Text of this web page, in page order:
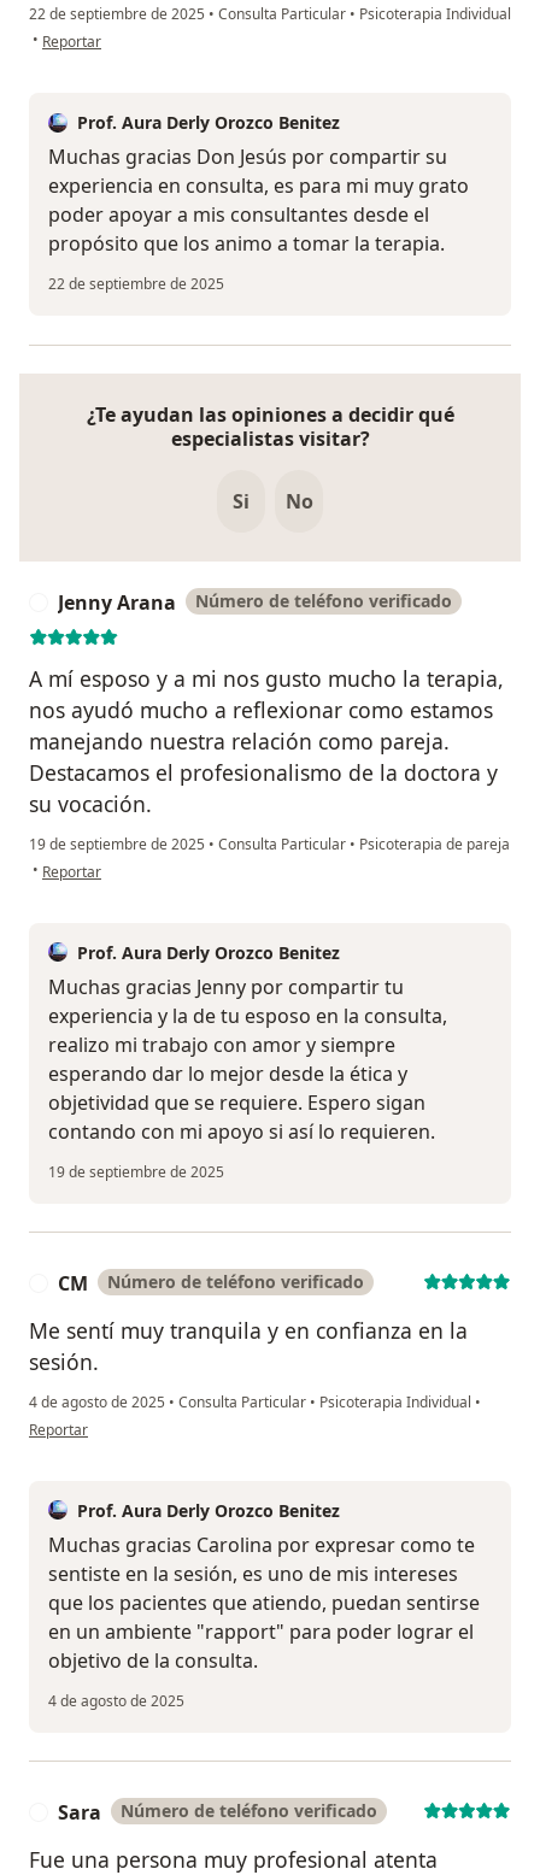
22 de septiembre de 2025 • Consulta Particular • Psicoterapia Individual
• en opinión del usuario Jesús f
Reportar
Prof. Aura Derly Orozco Benitez
Muchas gracias Don Jesús por compartir su
experiencia en consulta, es para mi muy grato
poder apoyar a mis consultantes desde el
propósito que los animo a tomar la terapia.
22 de septiembre de 2025
¿Te ayudan las opiniones a decidir qué
especialistas visitar?
Si No
Jenny Arana Número de teléfono verificado
A mí esposo y a mi nos gusto mucho la terapia,
nos ayudó mucho a reflexionar como estamos
manejando nuestra relación como pareja.
Destacamos el profesionalismo de la doctora y
su vocación.
19 de septiembre de 2025 • Consulta Particular • Psicoterapia de pareja
• en opinión del usuario Jenny Arana
Reportar
Prof. Aura Derly Orozco Benitez
Muchas gracias Jenny por compartir tu
experiencia y la de tu esposo en la consulta,
realizo mi trabajo con amor y siempre
esperando dar lo mejor desde la ética y
objetividad que se requiere. Espero sigan
contando con mi apoyo si así lo requieren.
19 de septiembre de 2025
CM Número de teléfono verificado
Me sentí muy tranquila y en confianza en la
sesión.
4 de agosto de 2025 • Consulta Particular • Psicoterapia Individual •
en opinión del usuario CM
Reportar
Prof. Aura Derly Orozco Benitez
Muchas gracias Carolina por expresar como te
sentiste en la sesión, es uno de mis intereses
que los pacientes que atiendo, puedan sentirse
en un ambiente "rapport" para poder lograr el
objetivo de la consulta.
4 de agosto de 2025
Sara Número de teléfono verificado
Fue una persona muy profesional atenta